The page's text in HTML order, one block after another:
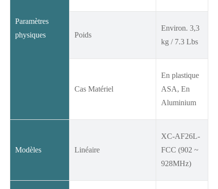
Paramètres
physiques
Poids
Environ. 3,3
kg / 7.3 Lbs
Cas Matériel
En plastique
ASA, En
Aluminium
Modèles Linéaire
XC-AF26L-
FCC (902 ~
928MHz)